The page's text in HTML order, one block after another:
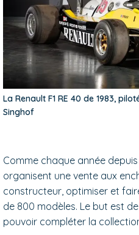
La Renault F1 RE 40 de 1983,
Singhof
Comme chaque année depuis
organisent une vente aux
constructeur, optimiser et
de 800 modèles. Le but est
pouvoir compléter la